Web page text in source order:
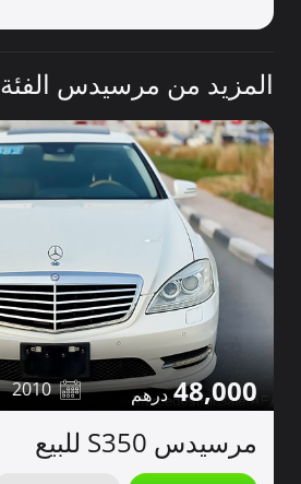
المزيد من مرسيدس الفئة S للبيع
48,000
2010
مرسيدس S350 للبيع